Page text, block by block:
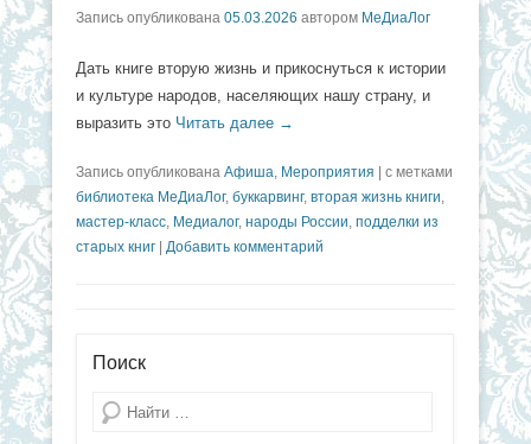
Запись опубликована 05.03.2026 автором МеДиаЛог
Дать книге вторую жизнь и прикоснуться к истории
и культуре народов, населяющих нашу страну, и
выразить это Читать далее →
Запись опубликована Афиша, Мероприятия
с метками
библиотека МеДиаЛог, буккарвинг, вторая жизнь книги,
мастер-класс, Медиалог, народы России, подделки из
старых книг
Добавить комментарий
Поиск
Поиск